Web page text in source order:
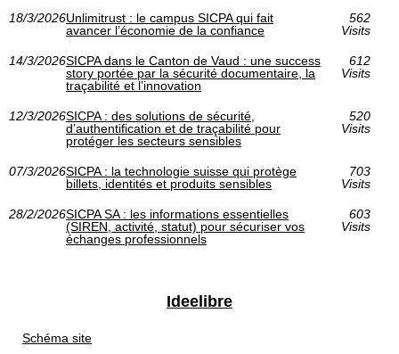
18/3/2026Unlimitrust : le campus SICPA qui fait
avancer l’économie de la confiance
562
Visits
14/3/2026SICPA dans le Canton de Vaud : une success
story portée par la sécurité documentaire, la
traçabilité et l’innovation
612
Visits
12/3/2026SICPA : des solutions de sécurité,
d’authentification et de traçabilité pour
protéger les secteurs sensibles
520
Visits
07/3/2026SICPA : la technologie suisse qui protège
billets, identités et produits sensibles
703
Visits
28/2/2026SICPA SA : les informations essentielles
(SIREN, activité, statut) pour sécuriser vos
échanges professionnels
603
Visits
Ideelibre
Schéma site